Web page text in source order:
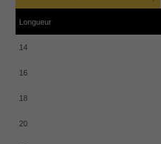
Longueur
14
16
18
20